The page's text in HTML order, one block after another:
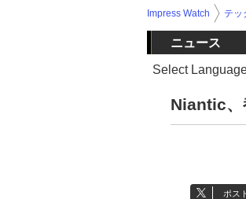
Impress Watch テッ
ニュース
Select
Niantic、
ポス